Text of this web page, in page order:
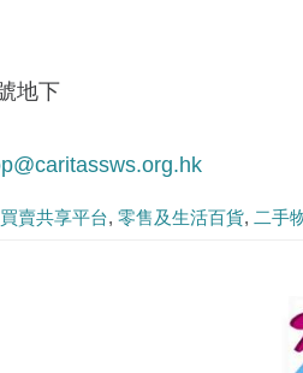
地下
賣共享平台 零售及生活百貨 二手